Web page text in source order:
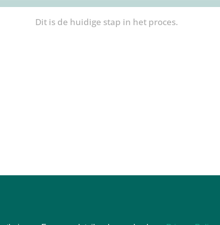
Dit is de huidige stap in het proces.